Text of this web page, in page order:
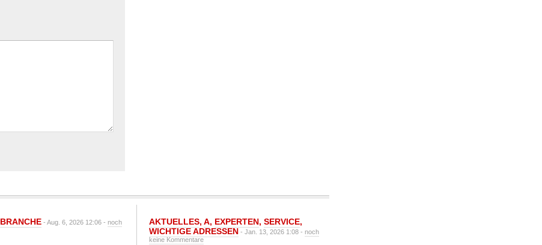
BRANCHE - Aug. 6, 2026 12:06 - noch
AKTUELLES, A, EXPERTEN, SERVICE,
WICHTIGE ADRESSEN - Jan. 13, 2026 1:08 - noch
keine Kommentare